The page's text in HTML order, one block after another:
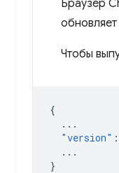
Браузер
Чтобы
{
...
"version" :
...
}